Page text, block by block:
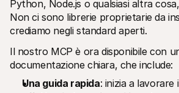
Python, Node.js o qualsiasi altra
Non ci sono librerie proprietarie da
crediamo negli standard aperti.
Il nostro MCP è ora disponibile con
documentazione chiara, che include:
Una guida rapida: inizia a